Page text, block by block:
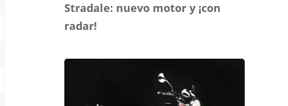
Stradale: nuevo motor y ¡con
radar!